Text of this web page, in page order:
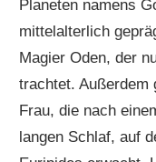
Planeten namens
mittelalterlich
Magier Oden, der
trachtet. Außerdem
Frau, die nach
langen Schlaf, auf